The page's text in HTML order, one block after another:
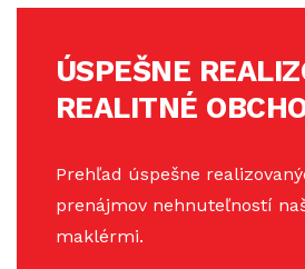
ÚSPEŠNE
REALITNÉ
Prehľad úspešne
prenájmov nehnuteľností
maklérmi.